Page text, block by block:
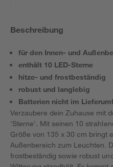
Beschreibung
für den Innen- und
enthält 10 LED-Sterne
hitze- und frostbeständig
robust und langlebig
Batterien nicht im
Verzaubere dein Zuhause mit
'Sterne'. Mit seinen 10
Größe von 135 x 30 cm bringt
Außenbereich zum Leuchten.
frostbeständig sowie robust